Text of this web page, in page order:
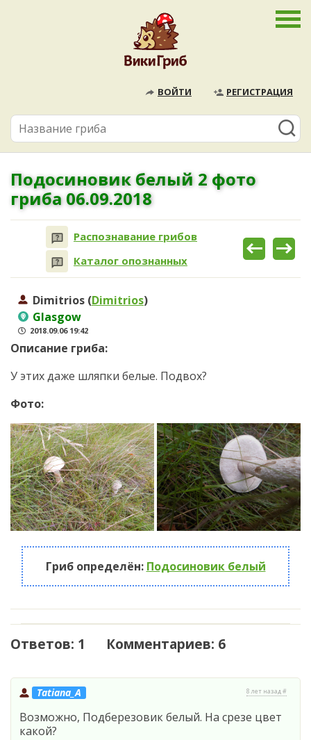
ВОЙТИ РЕГИСТРАЦИЯ
Подосиновик белый 2 фото
гриба 06.09.2018
Распознавание грибов
Каталог опознанных
Dimitrios (Dimitrios)
Glasgow
2018.09.06 19:42
Описание гриба:
У этих даже шляпки белые. Подвох?
Фото:
Гриб определён: Подосиновик белый
Ответов: 1 Комментариев: 6
Tatiana_A 8 лет назад #
Возможно, Подберезовик белый. На срезе цвет
какой?